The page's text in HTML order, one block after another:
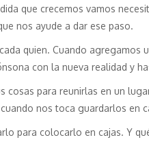
que crecemos vamos
nos ayude a dar ese paso.
quien. Cuando agregamos
con la nueva realidad y
para reunirlas en un
nos toca guardarlos en
para colocarlo en cajas. Y